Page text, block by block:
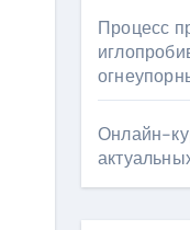
Процесс
Онлайн-